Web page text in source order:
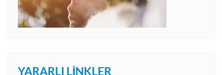
YARARLI LINKLER